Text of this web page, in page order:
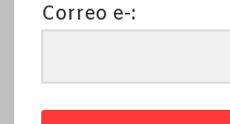
Correo e-: